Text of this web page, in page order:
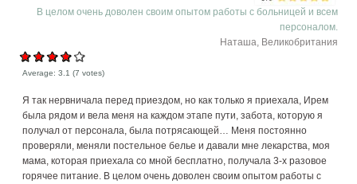
В целом очень доволен своим опытом работы с больницей и всем
персоналом.
Наташа, Великобритания
Average:3.1 (7 votes)
Я так нервничала перед приездом, но как только я приехала, Ирем
была рядом и вела меня на каждом этапе пути, забота, которую я
получал от персонала, была потрясающей… Меня постоянно
проверяли, меняли постельное белье и давали мне лекарства, моя
мама, которая приехала со мной бесплатно, получала 3-х разовое
горячее питание. В целом очень доволен своим опытом работы с